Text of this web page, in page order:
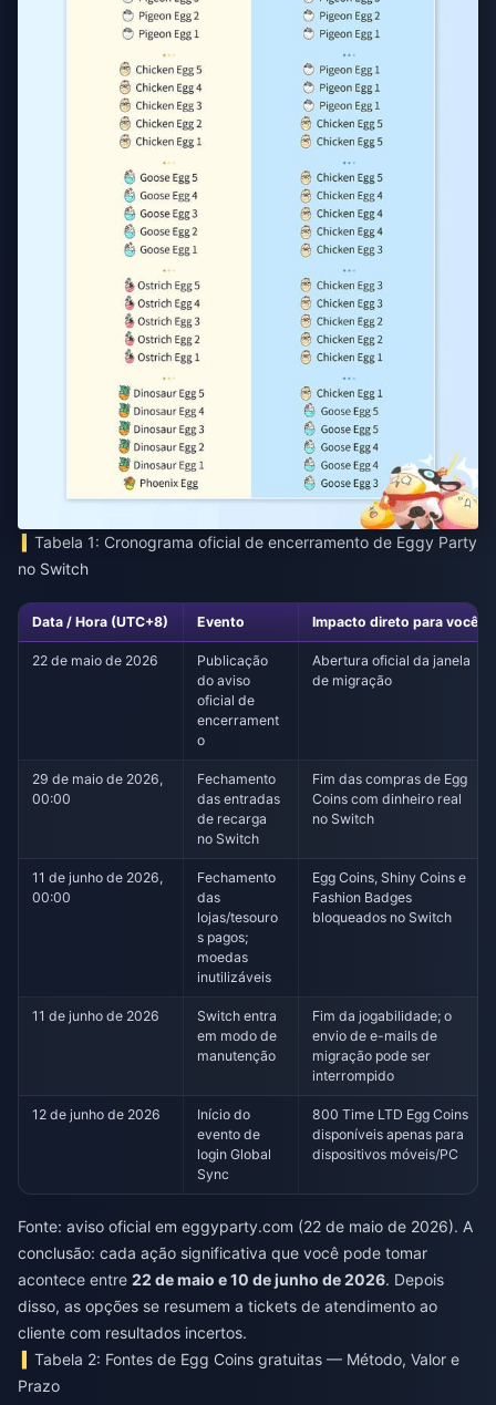
Tabela 1: Cronograma oficial de encerramento de Eggy Party
no Switch
Data / Hora (UTC+8) Evento Impacto direto para você
22 de maio de 2026
Publicação
do aviso
oficial de
encerrament
o
Abertura oficial da janela
de migração
29 de maio de 2026,
00:00
Fechamento
das entradas
de recarga
no Switch
Fim das compras de Egg
Coins com dinheiro real
no Switch
11 de junho de 2026,
00:00
Fechamento
das
lojas/tesouro
s pagos;
moedas
inutilizáveis
Egg Coins, Shiny Coins e
Fashion Badges
bloqueados no Switch
11 de junho de 2026
Switch entra
em modo de
manutenção
Fim da jogabilidade; o
envio de e-mails de
migração pode ser
interrompido
12 de junho de 2026
Início do
evento de
login Global
Sync
800 Time LTD Egg Coins
disponíveis apenas para
dispositivos móveis/PC
Fonte: aviso oficial em eggyparty.com (22 de maio de 2026). A
conclusão: cada ação significativa que você pode tomar
acontece entre 22 de maio e 10 de junho de 2026. Depois
disso, as opções se resumem a tickets de atendimento ao
cliente com resultados incertos.
Tabela 2: Fontes de Egg Coins gratuitas — Método, Valor e
Prazo